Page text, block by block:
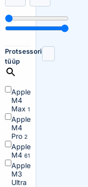
Protsessori
tüüp
Apple
M4
Max 1
Apple
M4
Pro 2
Apple
M4 61
Apple
M3
Ultra